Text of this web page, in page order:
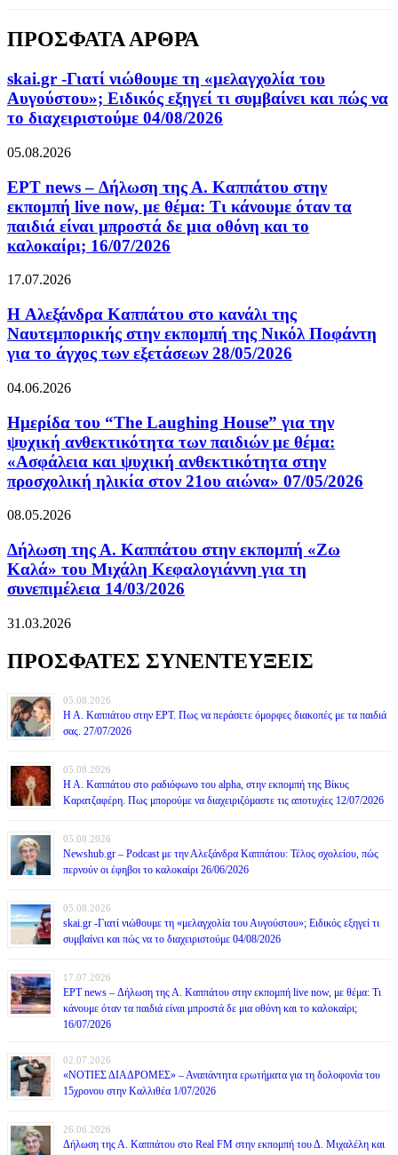
ΠΡΟΣΦΑΤΑ ΑΡΘΡΑ
skai.gr -Γιατί νιώθουμε τη «μελαγχολία του
Αυγούστου»; Ειδικός εξηγεί τι συμβαίνει και πώς να
το διαχειριστούμε 04/08/2026
05.08.2026
ΕΡΤ news – Δήλωση της Α. Καππάτου στην
εκπομπή live now, με θέμα: Τι κάνουμε όταν τα
παιδιά είναι μπροστά δε μια οθόνη και το
καλοκαίρι; 16/07/2026
17.07.2026
H Αλεξάνδρα Καππάτου στο κανάλι της
Ναυτεμπορικής στην εκπομπή της Νικόλ Ποφάντη
για το άγχος των εξετάσεων 28/05/2026
04.06.2026
Ημερίδα του “The Laughing House” για την
ψυχική ανθεκτικότητα των παιδιών με θέμα:
«Ασφάλεια και ψυχική ανθεκτικότητα στην
προσχολική ηλικία στον 21ου αιώνα» 07/05/2026
08.05.2026
Δήλωση της Α. Καππάτου στην εκπομπή «Ζω
Καλά» του Μιχάλη Κεφαλογιάννη για τη
συνεπιμέλεια 14/03/2026
31.03.2026
ΠΡΟΣΦΑΤΕΣ ΣΥΝΕΝΤΕΥΞΕΙΣ
05.08.2026
Η Α. Καππάτου στην ΕΡΤ. Πως να περάσετε όμορφες διακοπές με τα παιδιά
σας. 27/07/2026
05.08.2026
Η Α. Καππάτου στο ραδιόφωνο του alpha, στην εκπομπή της Βίκυς
Καρατζαφέρη. Πως μπορούμε να διαχειριζόμαστε τις αποτυχίες 12/07/2026
05.08.2026
Newshub.gr – Podcast με την Αλεξάνδρα Καππάτου: Τέλος σχολείου, πώς
περνούν οι έφηβοι το καλοκαίρι 26/06/2026
05.08.2026
skai.gr -Γιατί νιώθουμε τη «μελαγχολία του Αυγούστου»; Ειδικός εξηγεί τι
συμβαίνει και πώς να το διαχειριστούμε 04/08/2026
17.07.2026
ΕΡΤ news – Δήλωση της Α. Καππάτου στην εκπομπή live now, με θέμα: Τι
κάνουμε όταν τα παιδιά είναι μπροστά δε μια οθόνη και το καλοκαίρι;
16/07/2026
02.07.2026
«ΝΟΤΙΕΣ ΔΙΑΔΡΟΜΕΣ» – Αναπάντητα ερωτήματα για τη δολοφονία του
15χρονου στην Καλλιθέα 1/07/2026
26.06.2026
Δήλωση της Α. Καππάτου στο Real FM στην εκπομπή του Δ. Μιχαλέλη και